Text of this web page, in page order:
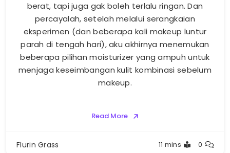
berat, tapi juga gak boleh terlalu ringan. Dan
percayalah, setelah melalui serangkaian
eksperimen (dan beberapa kali makeup luntur
parah di tengah hari), aku akhirnya menemukan
beberapa pilihan moisturizer yang ampuh untuk
menjaga keseimbangan kulit kombinasi sebelum
makeup.
Read More
Flurin Grass 11 mins 0